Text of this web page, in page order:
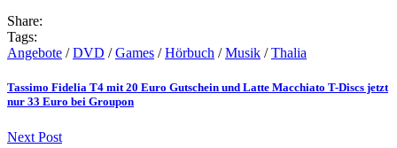
Share:
Tags:
Angebote /DVD /Games /Hörbuch /Musik /Thalia
Tassimo Fidelia T4 mit 20 Euro Gutschein und Latte Macchiato T-Discs jetzt
nur 33 Euro bei Groupon
Next Post